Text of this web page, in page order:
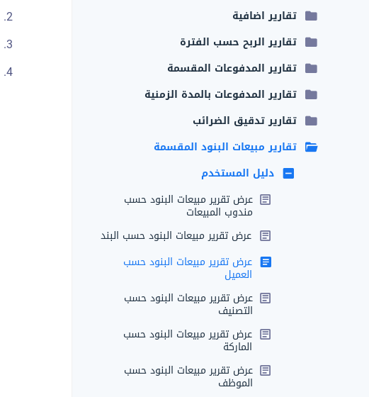
تقارير اضافية
تقارير الربح حسب الفترة
تقارير المدفوعات المقسمة
تقارير المدفوعات بالمدة الزمنية
تقارير تدقيق الضرائب
تقارير مبيعات البنود المقسمة
دليل المستخدم
عرض تقرير مبيعات البنود حسب
مندوب المبيعات
عرض تقرير مبيعات البنود حسب البند
عرض تقرير مبيعات البنود حسب
العميل
عرض تقرير مبيعات البنود حسب
التصنيف
عرض تقرير مبيعات البنود حسب
الماركة
عرض تقرير مبيعات البنود حسب
الموظف